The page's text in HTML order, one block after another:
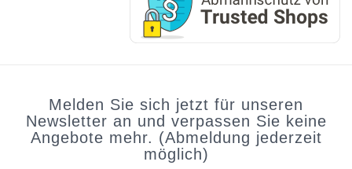
Melden Sie sich jetzt für unseren
Newsletter an und verpassen Sie keine
Angebote mehr. (Abmeldung jederzeit
möglich)